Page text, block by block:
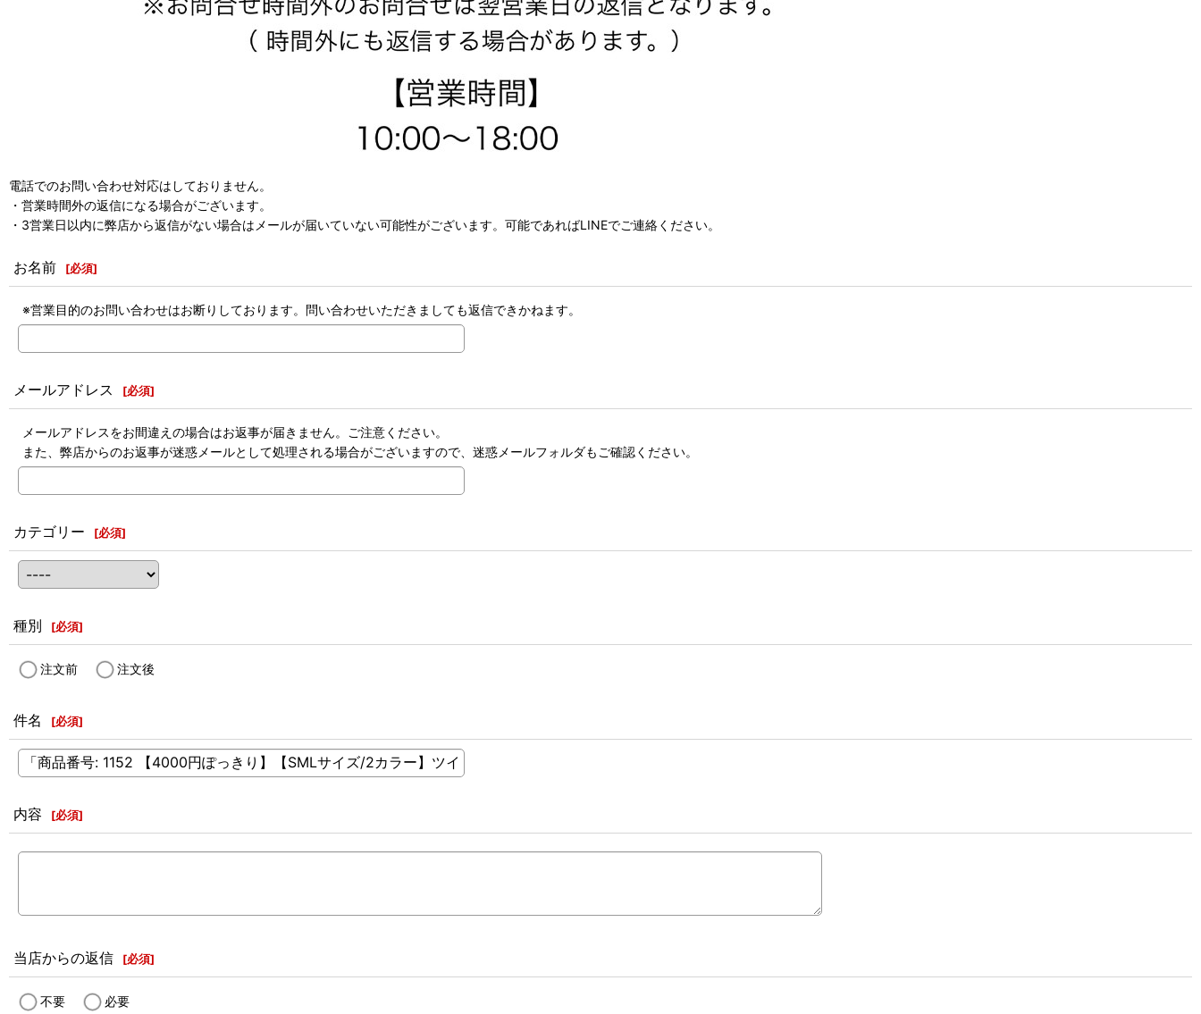
電話でのお問い合わせ対応はしておりません。
・営業時間外の返信になる場合がございます。
・3営業日以内に弊店から返信がない場合はメールが届いていない可能性がございます。可能であればLINEでご連絡ください。
お名前 [必須]
※営業目的のお問い合わせはお断りしております。問い合わせいただきましても返信できかねます。
メールアドレス [必須]
メールアドレスをお間違えの場合はお返事が届きません。ご注意ください。
また、弊店からのお返事が迷惑メールとして処理される場合がございますので、迷惑メールフォルダもご確認ください。
カテゴリー [必須]
種別 [必須]
注文前 注文後
件名 [必須]
内容 [必須]
当店からの返信 [必須]
不要 必要